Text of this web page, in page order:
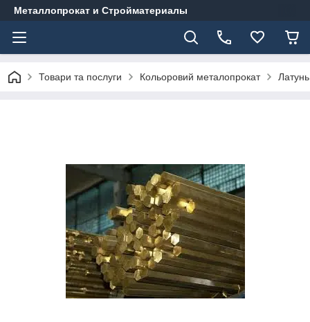
Металлопрокат и Стройматериалы
Товари та послуги Кольоровий металопрокат Латунь